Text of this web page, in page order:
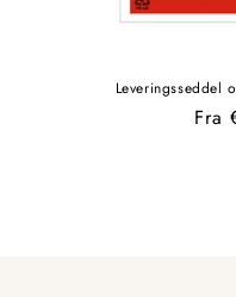
Leveringsseddel
Fra